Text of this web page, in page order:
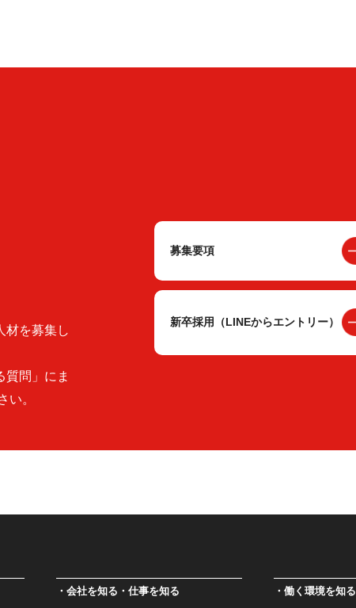
材を募集し
質問」にま
い。
募集要項
新卒採用（LINEからエントリー）
会社を知る・仕事を知る 働く環境を知る